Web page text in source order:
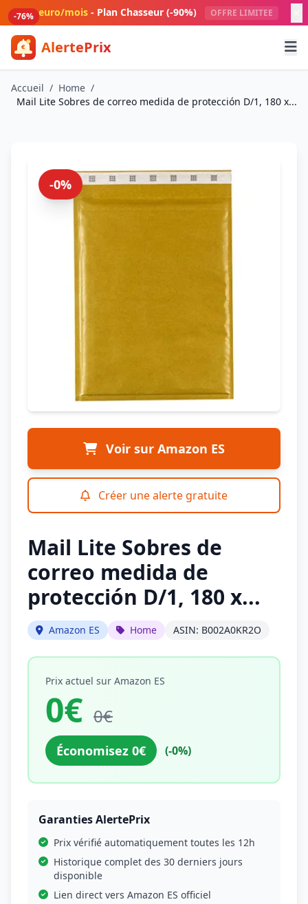
Aller au contenu principal
1 euro/mois - Plan Chasseur (-90%) OFFRE LIMITEE
AlertePrix
Meilleurs deals Amazon France
Accueil / Home /
Mail Lite Sobres de correo medida de protección D/1, 180 x...
-0%
Voir sur Amazon ES
Créer une alerte gratuite
Mail Lite Sobres de
correo medida de
protección D/1, 180 x...
Amazon ES Home ASIN: B002A0KR2O
Prix actuel sur Amazon ES
0€ 0€
Économisez 0€ (-0%)
Garanties AlertePrix
Prix vérifié automatiquement toutes les 12h
Historique complet des 30 derniers jours
disponible
Lien direct vers Amazon ES officiel
-77%
-76%
-76%
-76%